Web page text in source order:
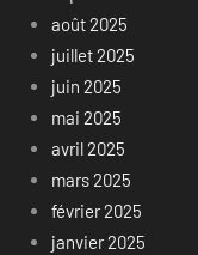
août 2025
juillet 2025
juin 2025
mai 2025
avril 2025
mars 2025
février 2025
janvier 2025